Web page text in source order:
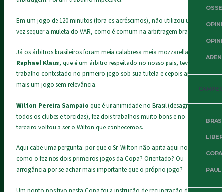
Em um jogo de 120 minutos (fora os acréscimos), não utilizou uma
vez sequer a muleta do VAR, como é comum na arbitragem brasileira.
Já os árbitros brasileiros foram meia calabresa meia mozzarella.
Raphael Klaus, que é um árbitro respeitado no nosso pais, teve um
trabalho contestado no primeiro jogo sob sua tutela e depois apitou
mais um jogo sem relevância.
Wilton Pereira Sampaio que é unanimidade no Brasil (desagrada a
todos os clubes e torcidas), fez dois trabalhos muito bons e no
terceiro voltou a ser o Wilton que conhecemos.
Aqui cabe uma pergunta: por que o Sr. Wilton não apita aqui no Brasil
como o fez nos dois primeiros jogos da Copa? Orientado? Ou
arrogância por se achar mais importante que o próprio jogo?